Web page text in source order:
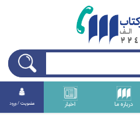
درباره ما اخبار عضويت / ورود